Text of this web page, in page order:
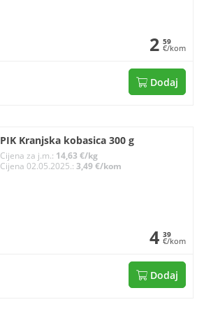
2 59
€/kom
Dodaj
PIK Kranjska kobasica 300 g
Cijena za j.m.: 14,63 €/kg
Cijena 02.05.2025.: 3,49 €/kom
4 39
€/kom
Dodaj